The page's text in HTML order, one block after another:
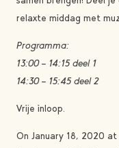
relaxte middag met
Programma:
13:00 – 14:15 deel 1
14:30 – 15:45 deel 2
Vrije inloop.
On January 18, 2020